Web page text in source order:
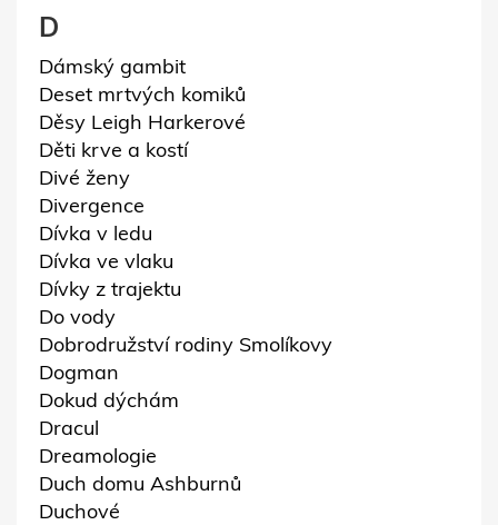
D
Dámský gambit
Deset mrtvých komiků
Děsy Leigh Harkerové
Děti krve a kostí
Divé ženy
Divergence
Dívka v ledu
Dívka ve vlaku
Dívky z trajektu
Do vody
Dobrodružství rodiny Smolíkovy
Dogman
Dokud dýchám
Dracul
Dreamologie
Duch domu Ashburnů
Duchové